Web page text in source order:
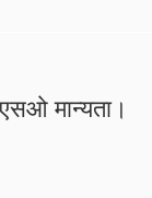
मान्यता।